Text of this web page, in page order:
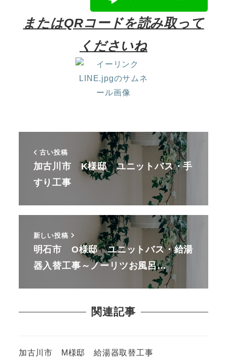
またはQRコードを読み取って
くださいね
古い投稿
加古川市 K様邸 ユニットバス・手
すり工事
新しい投稿
明石市 O様邸 ユニットバス・給湯
器入替工事～ノーリツお風呂…
関連記事
加古川市 M様邸 給湯器取替工事